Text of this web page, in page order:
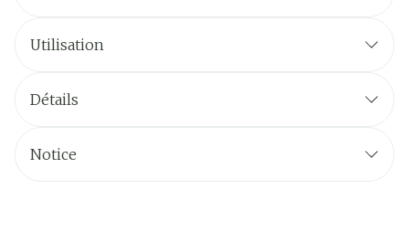
Utilisation
Détails
Notice